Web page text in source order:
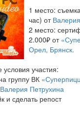
1 место:
час) от
2 место:
2.000₽ от
Орел, Брянск.
участия:
группу ВК
Валерия Петрухина
и сделать репост